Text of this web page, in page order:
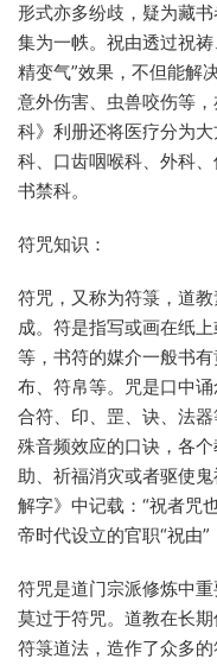
形式亦多纷歧，疑为藏
集为一帙。祝由透过祝
精变气”效果，不但能解
意外伤害、虫兽咬伤等
科》利册还将医疗分为
科、口齿咽喉科、外科
书禁科。
符咒知识：
符咒，又称为符箓，道
成。符是指写或画在纸
等，书符的媒介一般书
布、符帛等。咒是口中
合符、印、罡、诀、法
殊音频效应的口诀，各
助、祈福消灾或者驱使
解字》中记载：“祝者咒
帝时代设立的官职“祝由”
符咒是道门宗派修炼中
莫过于符咒。道教在长
符箓道法，造作了众多